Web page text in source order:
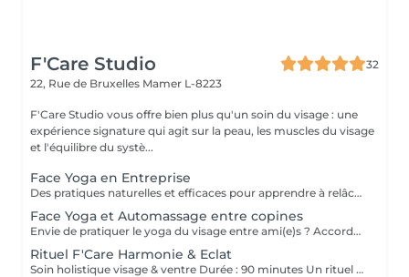
F'Care Studio
32
22, Rue de Bruxelles Mamer L-8223
F'Care Studio vous offre bien plus qu'un soin du visage : une
expérience signature qui agit sur la peau, les muscles du visage
et l'équilibre du systè...
Face Yoga en Entreprise
Des pratiques naturelles et efficaces pour apprendre à relâcher les tensions musculaires accumulées au cours de la journée, corriger la posture et défatiguer le regard. En associant la respiration aux exercices, le yoga du visage favorise la relaxation et la concentration mentale. Le Yoga du visage apporte une prise de conscience. C'est une boîte à outils dans laquelle chacun peut piocher l'outil qui répondra à son besoin au moment précis que ce soit un exercice, un automassage, un point d'acupression, le taping. C'est un véritable allié dans la prise en charge du bien-être de vos employés au quotidien ! Ce cours est pratiqué sur place, pour des groupes de 15 personnes maximum et ne nécessite aucun changement de tenue.
Face Yoga et Automassage entre copines
Envie de pratiquer le yoga du visage entre ami(e)s ? Accordez-vous un moment de détente et de partage, tout en apprenant les pratiques de Yoga facial et de l'automassage. Des solutions naturelles et efficaces pour tonifier, lisser, restructurer le visage, et raviver l'éclat. Franciane adapte le contenu du cours selon votre tranche d'âge, vos préoccupations et envies. Les cours collectifs sont proposés pour des groupes de 3 à 10 personnes. Prix dégressif à partir de 5 participantes Cours de 60 minutes en présentiel chez F'Care Studio, 22 rue de Bruxelles, L-8223 Mamer (Luxembourg).
Rituel F'Care Harmonie & Eclat
Soin holistique visage & ventre Durée : 90 minutes Un rituel profondément rééquilibrant qui relie le ventre, le visage et le système nerveux pour libérer les tensions accumulées, alléger le corps et révéler l'éclat naturel du visage. Le Rituel F'Care Harmonie & Éclat débute par un massage abdominal inspiré du Chi Nei Tsang, associé à des techniques de drainage et de travail manuel profond visant à relâcher les tensions physiques et émotionnelles logées dans le ventre. Cette première étape favorise une sensation de légèreté, améliore la circulation et invite le corps à un profond lâcher-prise. Le soin se poursuit avec un massage de la nuque, du cuir chevelu et un massage Face Sculpting sur mesure du visage., Les tensions musculaires se relâchent, les traits se défatiguent, les volumes du visage retrouvent davantage d'harmonie et la peau révèle un éclat plus frais et lumineux. Chaque séance est adaptée aux besoins du moment afin d'accompagner le visage et le corps vers un équilibre plus global. Bienfaits du rituel : Libération des tensions abdominales et émotionnelles Sensation de légèreté et de fluidité dans le corps Relâchement des tensions du visage, de la nuque et des trapèzes Drainage et stimulation de la circulation Traits plus détendus et visage plus lumineux Soutien de l'équilibre global du corps et du système nerveux Résultat : Le ventre se relâche, la respiration devient plus fluide, le visage retrouve de la douceur et de l'éclat. Le corps s'allège, l'esprit s'apaise et une sensation profonde d'harmonie intérieure s'installe.